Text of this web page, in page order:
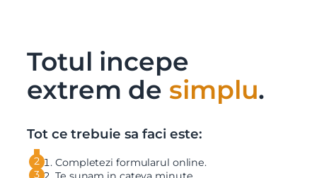
Totul incepe
extrem de simplu.
Tot ce trebuie sa faci este:
Completezi formularul online.